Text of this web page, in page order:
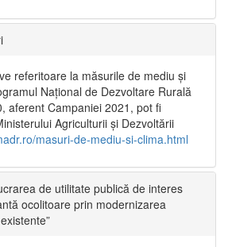
referitoare la măsurile de mediu și
Național de Dezvoltare Rurală
aferent Campaniei 2021, pot fi
Agriculturii și Dezvoltării
masuri-de-mediu-si-clima.html
de utilitate publică de interes
ocolitoare prin modernizarea